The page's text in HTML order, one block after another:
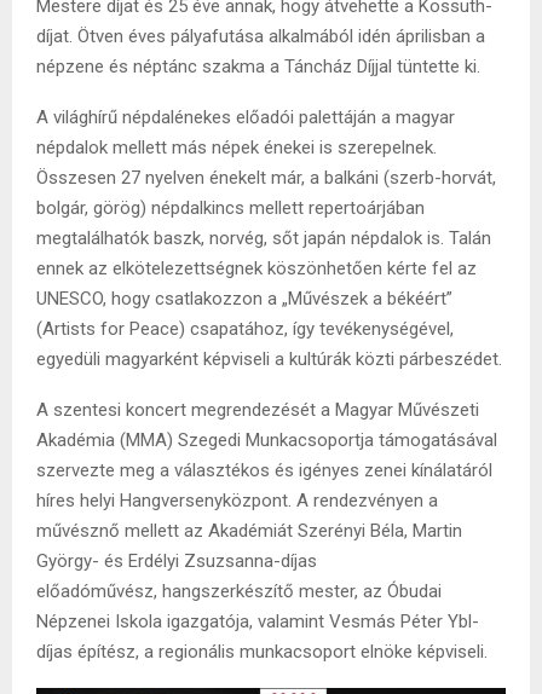
Mestere díjat és 25 éve annak, hogy átvehette a Kossuth-
díjat. Ötven éves pályafutása alkalmából idén áprilisban a
népzene és néptánc szakma a Táncház Díjjal tüntette ki.
A világhírű népdalénekes előadói palettáján a magyar
népdalok mellett más népek énekei is szerepelnek.
Összesen 27 nyelven énekelt már, a balkáni (szerb-horvát,
bolgár, görög) népdalkincs mellett repertoárjában
megtalálhatók baszk, norvég, sőt japán népdalok is. Talán
ennek az elkötelezettségnek köszönhetően kérte fel az
UNESCO, hogy csatlakozzon a „Művészek a békéért”
(Artists for Peace) csapatához, így tevékenységével,
egyedüli magyarként képviseli a kultúrák közti párbeszédet.
A szentesi koncert megrendezését a Magyar Művészeti
Akadémia (MMA) Szegedi Munkacsoportja támogatásával
szervezte meg a választékos és igényes zenei kínálatáról
híres helyi Hangversenyközpont. A rendezvényen a
művésznő mellett az Akadémiát Szerényi Béla, Martin
György- és Erdélyi Zsuzsanna-díjas
előadóművész, hangszerkészítő mester, az Óbudai
Népzenei Iskola igazgatója, valamint Vesmás Péter Ybl-
díjas építész, a regionális munkacsoport elnöke képviseli.